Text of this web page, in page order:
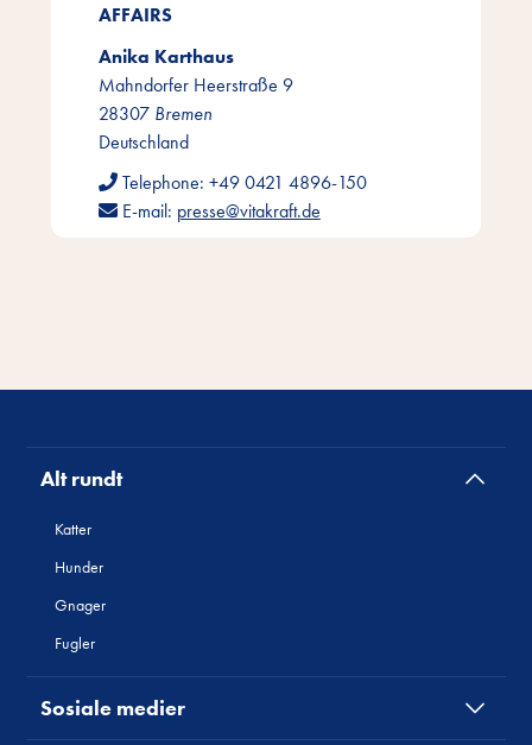
AFFAIRS
Anika Karthaus
Mahndorfer Heerstraße 9
28307 Bremen
Deutschland
Telephone: +49 0421 4896-150
E-mail: presse@vitakraft.de
Alt rundt
Katter
Hunder
Gnager
Fugler
Sosiale medier